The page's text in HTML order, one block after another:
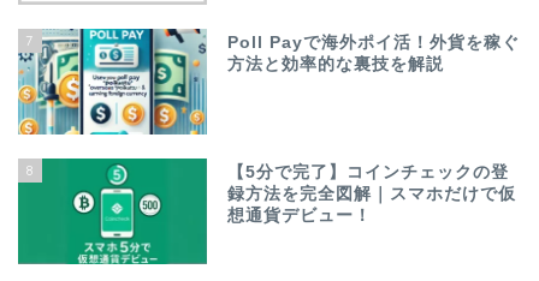
7
Poll Payで海外ポイ活！外貨を稼ぐ
方法と効率的な裏技を解説
8
【5分で完了】コインチェックの登
録方法を完全図解｜スマホだけで仮
想通貨デビュー！